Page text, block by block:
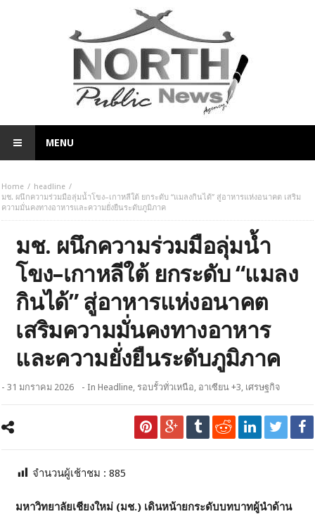
MENU
Home
headline
มช. ผนึกความร่วมมือลุ่มน้ำโขง–เกาหลีใต้ ยกระดับ “แมลงกินได้” สู่อาหารแห่งอนาคต เสริม
ความมั่นคงทางอาหารและความยั่งยืนระดับภูมิภาค
มช. ผนึกความร่วมมือลุ่มน้ำ
โขง–เกาหลีใต้ ยกระดับ “แมลง
กินได้” สู่อาหารแห่งอนาคต
เสริมความมั่นคงทางอาหาร
และความยั่งยืนระดับภูมิภาค
- 31 มกราคม 2026 - InHeadline, รอบรั้วทั่วเหนือ, อาเซียน +3, เศรษฐกิจ
จำนวนผู้เช้าชม :885
มหาวิทยาลัยเชียงใหม่ (มช.) เดินหน้ายกระดับบทบาทผู้นำด้าน